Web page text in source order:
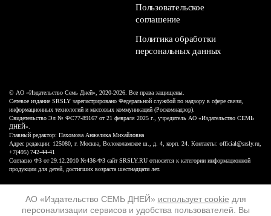
АО «Издательство СЕМЬ ДНЕЙ» использует cookie для
персонализации сервисов и удобства пользователей. Вы
Пользовательское
соглашение
Политика обработки
персональных данных
16+
© АО «Издательство Семь Дней», 2020-2026. Все права защищены.
Сетевое издание SRSLY зарегистрировано Федеральной службой по надзору в сфере связи,
информационных технологий и массовых коммуникаций (Роскомнадзор).
Свидетельство Эл № ФС77-89167 от 21 февраля 2025 г., учредитель АО «Издательство СЕМЬ
ДНЕЙ».
Главный редактор: Пахомова Анжелика Михайловна
Адрес редакции: 125080, г. Москва, Волоколамское ш., д. 4, корп. 24. Контакты: official@srsly.ru,
+7(495) 742-44-41
Согласно ФЗ от 29.12.2010 №436-ФЗ сайт SRSLY.RU относится к категории информационной
продукции для детей, достигших возраста шестнадцати лет.